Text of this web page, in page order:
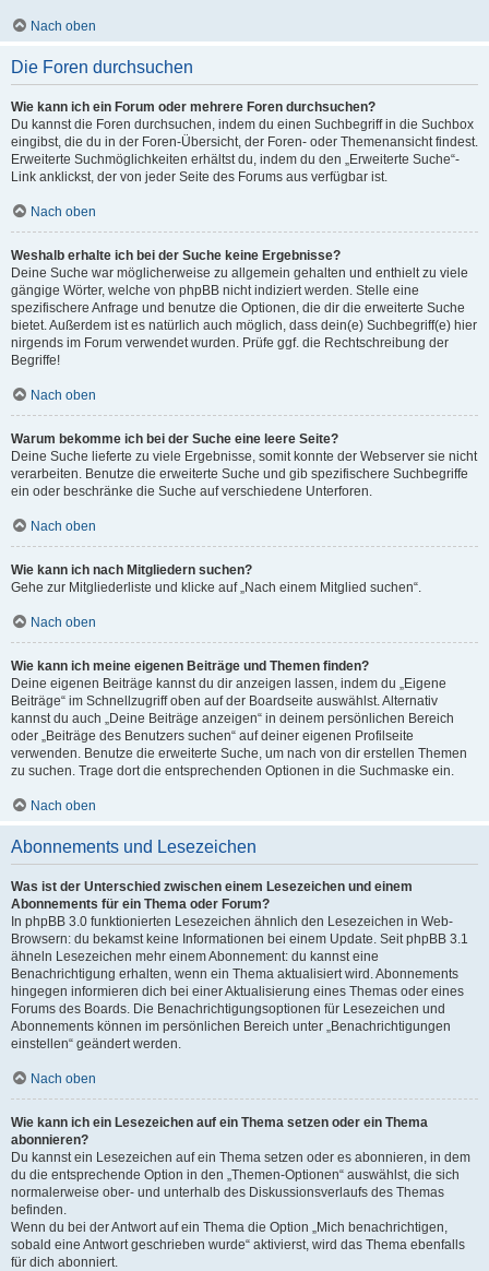
Nach oben
Die Foren durchsuchen
Wie kann ich ein Forum oder mehrere Foren durchsuchen?
Du kannst die Foren durchsuchen, indem du einen Suchbegriff in die Suchbox
eingibst, die du in der Foren-Übersicht, der Foren- oder Themenansicht findest.
Erweiterte Suchmöglichkeiten erhältst du, indem du den „Erweiterte Suche“-
Link anklickst, der von jeder Seite des Forums aus verfügbar ist.
Nach oben
Weshalb erhalte ich bei der Suche keine Ergebnisse?
Deine Suche war möglicherweise zu allgemein gehalten und enthielt zu viele
gängige Wörter, welche von phpBB nicht indiziert werden. Stelle eine
spezifischere Anfrage und benutze die Optionen, die dir die erweiterte Suche
bietet. Außerdem ist es natürlich auch möglich, dass dein(e) Suchbegriff(e) hier
nirgends im Forum verwendet wurden. Prüfe ggf. die Rechtschreibung der
Begriffe!
Nach oben
Warum bekomme ich bei der Suche eine leere Seite?
Deine Suche lieferte zu viele Ergebnisse, somit konnte der Webserver sie nicht
verarbeiten. Benutze die erweiterte Suche und gib spezifischere Suchbegriffe
ein oder beschränke die Suche auf verschiedene Unterforen.
Nach oben
Wie kann ich nach Mitgliedern suchen?
Gehe zur Mitgliederliste und klicke auf „Nach einem Mitglied suchen“.
Nach oben
Wie kann ich meine eigenen Beiträge und Themen finden?
Deine eigenen Beiträge kannst du dir anzeigen lassen, indem du „Eigene
Beiträge“ im Schnellzugriff oben auf der Boardseite auswählst. Alternativ
kannst du auch „Deine Beiträge anzeigen“ in deinem persönlichen Bereich
oder „Beiträge des Benutzers suchen“ auf deiner eigenen Profilseite
verwenden. Benutze die erweiterte Suche, um nach von dir erstellen Themen
zu suchen. Trage dort die entsprechenden Optionen in die Suchmaske ein.
Nach oben
Abonnements und Lesezeichen
Was ist der Unterschied zwischen einem Lesezeichen und einem
Abonnements für ein Thema oder Forum?
In phpBB 3.0 funktionierten Lesezeichen ähnlich den Lesezeichen in Web-
Browsern: du bekamst keine Informationen bei einem Update. Seit phpBB 3.1
ähneln Lesezeichen mehr einem Abonnement: du kannst eine
Benachrichtigung erhalten, wenn ein Thema aktualisiert wird. Abonnements
hingegen informieren dich bei einer Aktualisierung eines Themas oder eines
Forums des Boards. Die Benachrichtigungsoptionen für Lesezeichen und
Abonnements können im persönlichen Bereich unter „Benachrichtigungen
einstellen“ geändert werden.
Nach oben
Wie kann ich ein Lesezeichen auf ein Thema setzen oder ein Thema
abonnieren?
Du kannst ein Lesezeichen auf ein Thema setzen oder es abonnieren, in dem
du die entsprechende Option in den „Themen-Optionen“ auswählst, die sich
normalerweise ober- und unterhalb des Diskussionsverlaufs des Themas
befinden.
Wenn du bei der Antwort auf ein Thema die Option „Mich benachrichtigen,
sobald eine Antwort geschrieben wurde“ aktivierst, wird das Thema ebenfalls
für dich abonniert.